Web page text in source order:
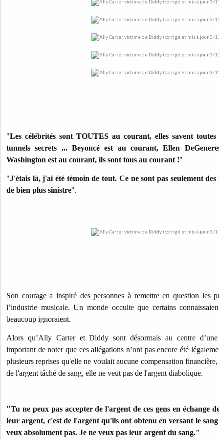
"Les célébrités sont TOUTES au courant, elles savent
tunnels secrets ... Beyoncé est au courant, Ellen
Washington est au courant, ils sont tous au courant !"
"J'étais là, j'ai été témoin de tout. Ce ne sont pas seulement des
de bien plus sinistre".
Son courage a inspiré des personnes à remettre en question les
l’industrie musicale. Un monde occulte que certains
beaucoup ignoraient.
Alors qu’Ally Carter et Diddy sont désormais au centre
important de noter que ces allégations n’ont pas encore été
plusieurs reprises qu'elle ne voulait aucune compensation
de l'argent tâché de sang, elle ne veut pas de l'argent diabolique.
"Tu ne peux pas accepter de l'argent de ces gens en échange
leur argent, c'est de l'argent qu'ils ont obtenu en versant le
veux absolument pas. Je ne veux pas leur argent du sang."